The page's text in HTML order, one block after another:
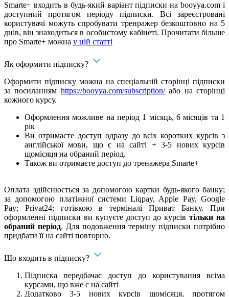
Smarte+ входить в будь-який варіант підписки на booyya.com і
доступний протягом періоду підписки. Всі зареєстровані
користувачі можуть спробувати тренражер безкоштовно на 5
днів, він знаходиться в особистому кабінеті. Прочитати більше
про Smarte+ можна у цій статті
Як оформити підписку?
Оформити підписку можна на спеціальній сторінці підписки
за посиланням https://booyya.com/subscription/або на сторінці
кожного курсу.
Оформлення можливе на період 1 місяць, 6 місяців та 1
рік
Ви отримаєте доступ одразу до всіх коротких курсів з
англійської мови, що є на сайті + 3-5 нових курсів
щомісяця на обраний період.
Також ви отримаєте доступ до тренажера Smarte+
​Оплата здійснюється за допомогою картки будь-якого банку;
за допомогою платіжної системи Liqpay, Apple Pay, Google
Pay; Privat24; готівкою в терміналі Приват Банку. При
оформленні підписки ви купуєте доступ до курсівтільки на
обраний період. Для подовження терміну підписки потрібно
придбати її на сайті повторно.
Що входить в підписку?
Підписка передбачає доступ до користування всіма
курсами, що вже є на сайті
Додатково 3-5 нових курсів щомісяця, протягом